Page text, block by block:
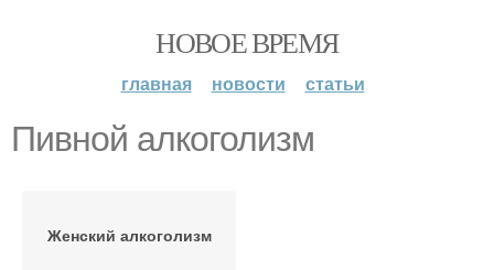
НОВОЕ ВРЕМЯ
главная новости статьи
Пивной алкоголизм
Женский алкоголизм